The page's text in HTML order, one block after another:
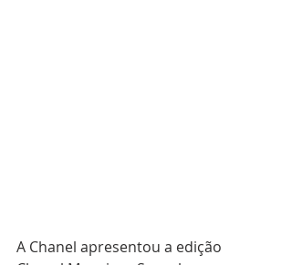
A Chanel apresentou a edição